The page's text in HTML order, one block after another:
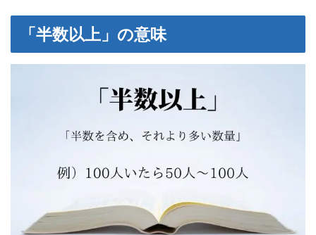
「半数以上」の意味